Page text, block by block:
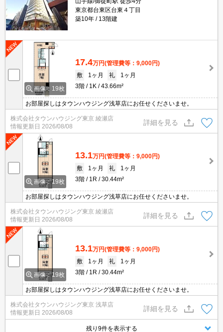
東京都台東区台東４丁目
築10年
13階建
画像：19枚
17.4万円(管理費等：9,000円)
敷
1ヶ月 礼
1ヶ月
3階
1K 43.66m²
お部屋探しはタウンハウジング浅草店にお任せくださいませ。
株式会社タウンハウジング東京 綾瀬店
情報更新日 2026/08/08
詳細を見る
画像：19枚
13.1万円(管理費等：9,000円)
敷
1ヶ月 礼
1ヶ月
3階
1R 30.44m²
お部屋探しはタウンハウジング浅草店にお任せくださいませ。
株式会社タウンハウジング東京 綾瀬店
情報更新日 2026/08/08
詳細を見る
画像：19枚
13.1万円(管理費等：9,000円)
敷
1ヶ月 礼
1ヶ月
3階
1R 30.44m²
お部屋探しはタウンハウジング浅草店にお任せくださいませ。
株式会社タウンハウジング東京 浅草店
情報更新日 2026/08/08
詳細を見る
残り9件を表示する